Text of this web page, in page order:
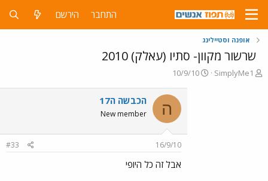
התחבר הירשם
אופנה וסטיילינג
שרשור מקוון- סתיו (עאלק) 2010
פSimplyMe1
פ
10/9/10
ה הכבשה ה17
New member
16/9/10
#33
אבל זה כל היופי